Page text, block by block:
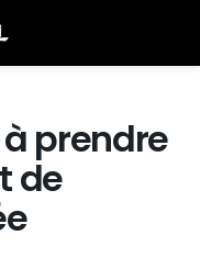
prendre
de